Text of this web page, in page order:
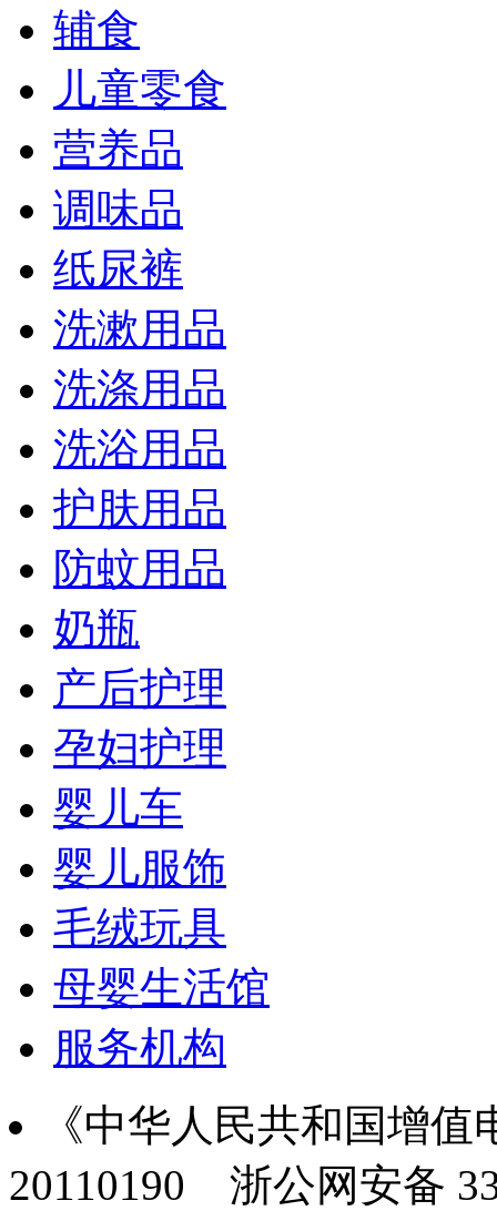
辅食
儿童零食
营养品
调味品
纸尿裤
洗漱用品
洗涤用品
洗浴用品
护肤用品
防蚊用品
奶瓶
产后护理
孕妇护理
婴儿车
婴儿服饰
毛绒玩具
母婴生活馆
服务机构
《中华人民共和国增
20110190 浙公网安备